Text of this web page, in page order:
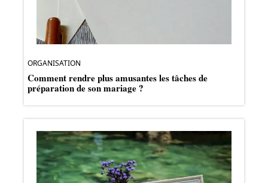
ORGANISATION
Comment rendre plus amusantes les tâches de
préparation de son mariage ?